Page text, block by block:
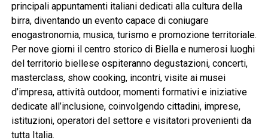
principali appuntamenti italiani dedicati alla cultura della
birra, diventando un evento capace di coniugare
enogastronomia, musica, turismo e promozione territoriale.
Per nove giorni il centro storico di Biella e numerosi luoghi
del territorio biellese ospiteranno degustazioni, concerti,
masterclass, show cooking, incontri, visite ai musei
d’impresa, attività outdoor, momenti formativi e iniziative
dedicate all’inclusione, coinvolgendo cittadini, imprese,
istituzioni, operatori del settore e visitatori provenienti da
tutta Italia.